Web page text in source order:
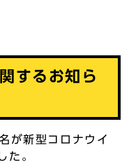
するお知ら
が新型コロナウイ
した。